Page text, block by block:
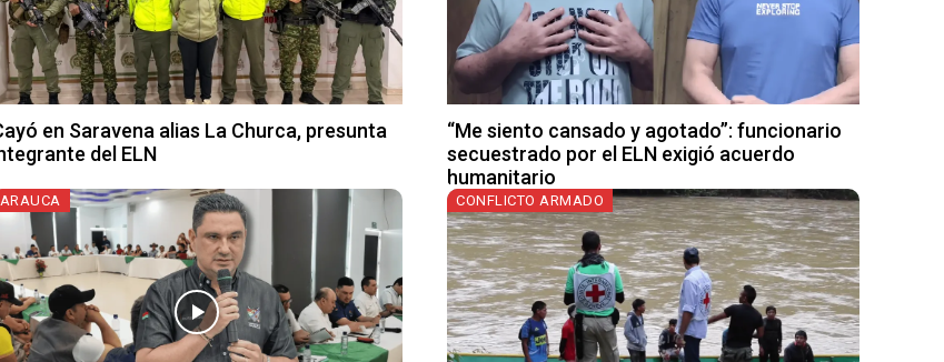
en Saravena alias La Churca, presunta
del ELN
“Me siento cansado y agotado”: funcionario
secuestrado por el ELN exigió acuerdo
humanitario
ARAUCA CONFLICTO ARMADO